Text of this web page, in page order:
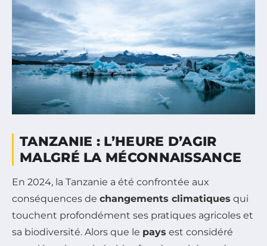
TANZANIE : L’HEURE D’AGIR
MALGRÉ LA MÉCONNAISSANCE
En 2024, la Tanzanie a été confrontée aux
conséquences de changements climatiques qui
touchent profondément ses pratiques agricoles et
sa biodiversité. Alors que le pays est considéré